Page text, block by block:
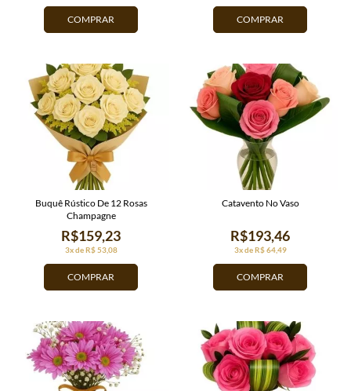
COMPRAR COMPRAR
COMPRAR
3x de R$ 53,08
R$159,23
Buquê Rústico De 12 Rosas
Champagne
COMPRAR
3x de R$ 64,49
R$193,46
Catavento No Vaso